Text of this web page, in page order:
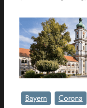
Bayern Corona